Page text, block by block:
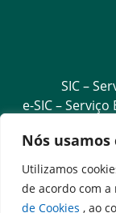
Nós usamos
Utilizamos
de acordo com a
de Cookies , ao
SIC –
e-SIC –
Acesso às